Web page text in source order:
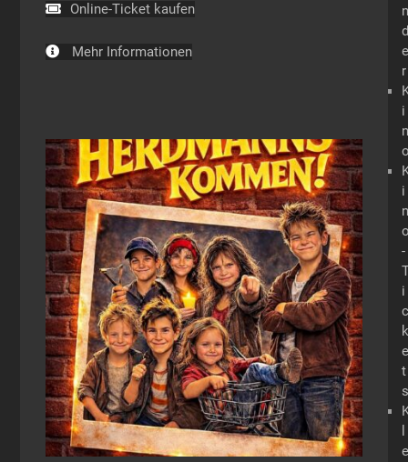
Online-Ticket kaufen
Mehr Informationen
n
d
e
r
i
n
i
n
-
i
c
k
e
t
s
e